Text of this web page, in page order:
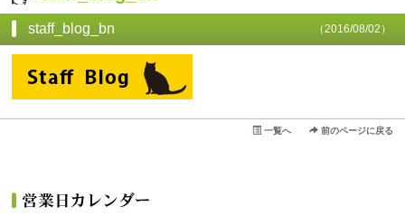
staff_blog_bn （2016/08/02）
一覧へ 前のページに戻る